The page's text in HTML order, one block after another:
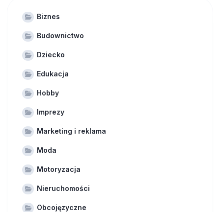
Biznes
Budownictwo
Dziecko
Edukacja
Hobby
Imprezy
Marketing i reklama
Moda
Motoryzacja
Nieruchomości
Obcojęzyczne